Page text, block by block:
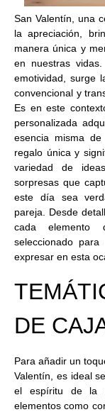
San Valentín, una
la apreciación,
manera única y
en nuestras
emotividad, surge
convencional y
Es en este
personalizada
esencia misma
regalo única y
variedad de
sorpresas que
este día sea
pareja. Desde
cada elemento
seleccionado
expresar en esta
DE
Para añadir un
Valentín, es ideal
el espíritu de la
elementos como